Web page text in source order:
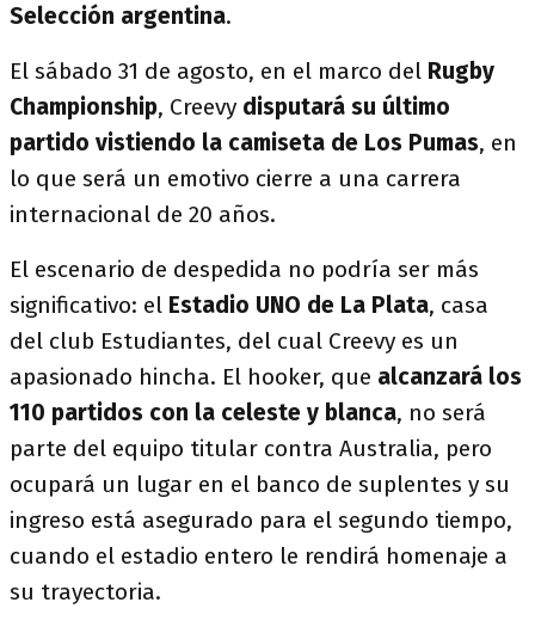
Selección argentina.
El sábado 31 de agosto, en el marco del Rugby
Championship, Creevy disputará su último
partido vistiendo la camiseta de Los Pumas, en
lo que será un emotivo cierre a una carrera
internacional de 20 años.
El escenario de despedida no podría ser más
significativo: el Estadio UNO de La Plata, casa
del club Estudiantes, del cual Creevy es un
apasionado hincha. El hooker, que alcanzará los
110 partidos con la celeste y blanca, no será
parte del equipo titular contra Australia, pero
ocupará un lugar en el banco de suplentes y su
ingreso está asegurado para el segundo tiempo,
cuando el estadio entero le rendirá homenaje a
su trayectoria.